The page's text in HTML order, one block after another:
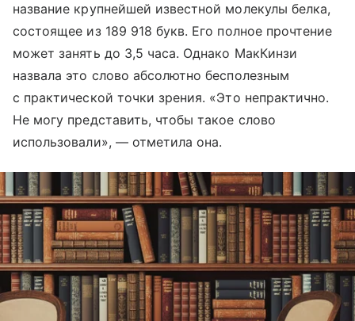
название крупнейшей известной молекулы белка,
состоящее из 189 918 букв. Его полное прочтение
может занять до 3,5 часа. Однако МакКинзи
назвала это слово абсолютно бесполезным
с практической точки зрения. «Это непрактично.
Не могу представить, чтобы такое слово
использовали», — отметила она.